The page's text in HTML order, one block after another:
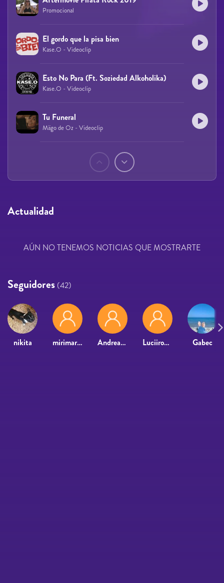
Promocional
El gordo que la pisa bien
Kase.O - Videoclip
Esto No Para (Ft. Soziedad Alkoholika)
Kase.O - Videoclip
Tu Funeral
Mägo de Oz - Videoclip
Actualidad
AÚN NO TENEMOS NOTICIAS QUE MOSTRARTE
Seguidores (42)
nikita mirimar_11 Andrea23176 Luciirodriii Gabec